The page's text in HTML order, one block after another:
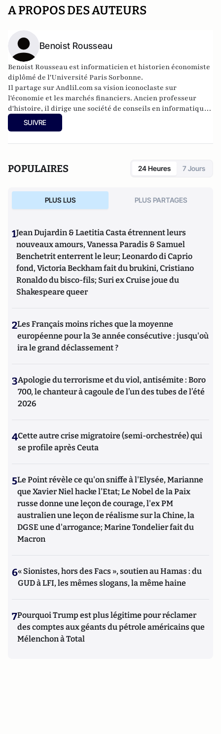
A PROPOS DES AUTEURS
Benoist Rousseau
Benoist Rousseau est informaticien et historien économiste
diplômé de l'Université Paris Sorbonne.
Il partage surAndlil.com sa vision iconoclaste sur
l'économie et les marchés financiers. Ancien professeur
d'histoire, il dirige une société de conseils en informatique
tout en étant un blogueur actif et un trader en compte
propre.
SUIVRE
POPULAIRES 24 Heures 7 Jours
PLUS LUS PLUS PARTAGES
1Jean Dujardin & Laetitia Casta étrennent leurs
nouveaux amours, Vanessa Paradis & Samuel
Benchetrit enterrent le leur; Leonardo di Caprio
fond, Victoria Beckham fait du brukini, Cristiano
Ronaldo du bisco-fils; Suri ex Cruise joue du
Shakespeare queer
2Les Français moins riches que la moyenne
européenne pour la 3e année consécutive : jusqu'où
ira le grand déclassement ?
3Apologie du terrorisme et du viol, antisémite : Boro
700, le chanteur à cagoule de l’un des tubes de l’été
2026
4Cette autre crise migratoire (semi-orchestrée) qui
se profile après Ceuta
5Le Point révèle ce qu'on sniffe à l'Elysée, Marianne
que Xavier Niel hacke l'Etat; Le Nobel de la Paix
russe donne une leçon de courage, l'ex PM
australien une leçon de réalisme sur la Chine, la
DGSE une d'arrogance; Marine Tondelier fait du
Macron
6« Sionistes, hors des Facs », soutien au Hamas : du
GUD à LFI, les mêmes slogans, la même haine
7Pourquoi Trump est plus légitime pour réclamer
des comptes aux géants du pétrole américains que
Mélenchon à Total